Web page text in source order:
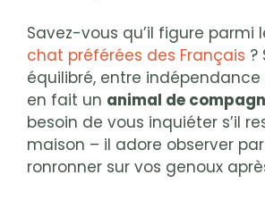
Savez-vous qu’il figure parmi
chat préférées des Français ?
équilibré, entre
en fait un animal de
besoin de vous inquiéter s’il
maison – il adore observer
ronronner sur vos genoux